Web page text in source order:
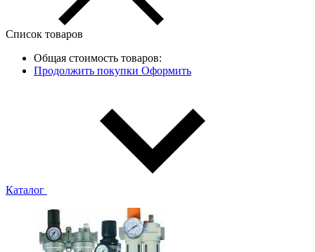
Список товаров
Общая стоимость товаров:
Продолжить покупки Оформить
Каталог